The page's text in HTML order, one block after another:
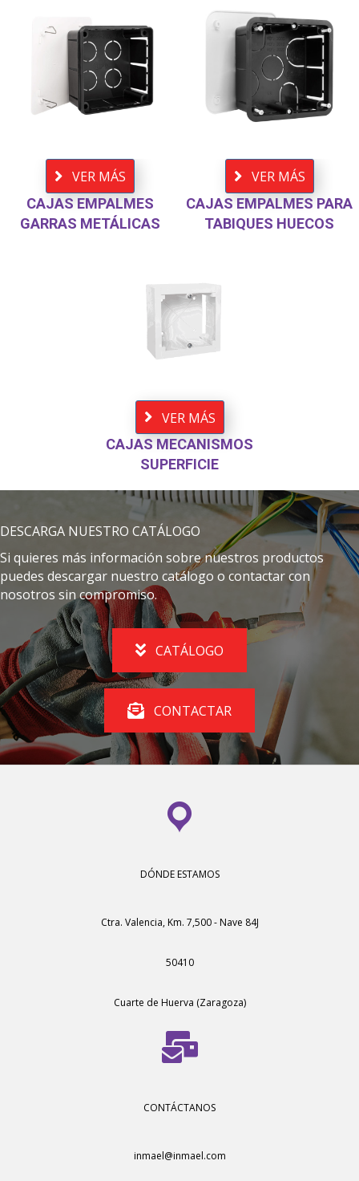
VER MÁS
CAJAS EMPALMES
GARRAS METÁLICAS
VER MÁS
CAJAS EMPALMES PARA
TABIQUES HUECOS
VER MÁS
CAJAS MECANISMOS
SUPERFICIE
DESCARGA NUESTRO CATÁLOGO
Si quieres más información sobre nuestros productos
puedes descargar nuestro catálogo o contactar con
nosotros sin compromiso.
CATÁLOGO
CONTACTAR
DÓNDE ESTAMOS
Ctra. Valencia, Km. 7,500 - Nave 84J
50410
Cuarte de Huerva (Zaragoza)
CONTÁCTANOS
inmael@inmael.com